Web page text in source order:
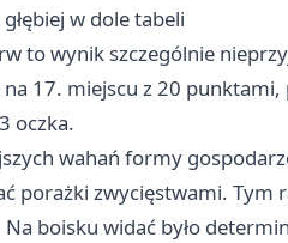
w dole tabeli
to wynik szczególnie
17. miejscu z 20 punktami,
oczka.
wahań formy
porażki zwycięstwami. Tym
boisku widać było